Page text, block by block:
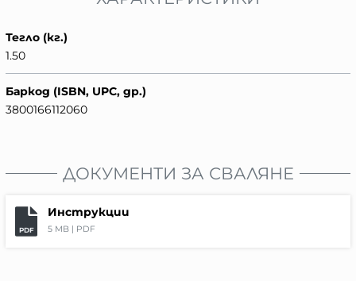
Тегло (кг.)
1.50
Баркод (ISBN, UPC, др.)
3800166112060
ДОКУМЕНТИ ЗА СВАЛЯНЕ
PDF
Инструкции
5 MB | PDF